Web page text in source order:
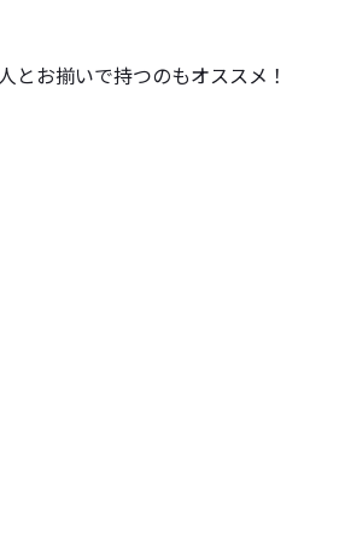
お揃いで持つのもオススメ！